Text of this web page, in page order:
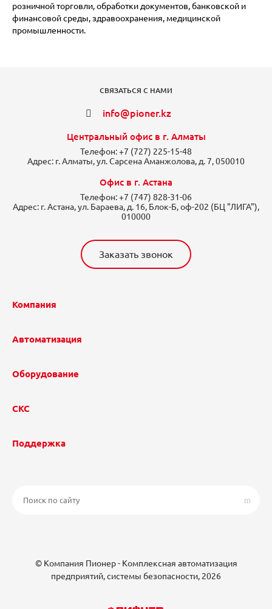
розничной торговли, обработки документов, банковской и
финансовой среды, здравоохранения, медицинской
промышленности.
СВЯЗАТЬСЯ С НАМИ
info@pioner.kz
Центральный офис в г. Алматы
Телефон:+7 (727) 225-15-48
Адрес: г. Алматы, ул. Сарсена Аманжолова, д. 7, 050010
Офис в г. Астана
Телефон:+7 (747) 828-31-06
Адрес: г. Астана, ул. Бараева, д. 16, Блок-Б, оф-202 (БЦ "ЛИГА"),
010000
Заказать звонок
Компания
Автоматизация
Оборудование
СКС
Поддержка
© Компания Пионер - Комплексная автоматизация
предприятий, системы безопасности, 2026